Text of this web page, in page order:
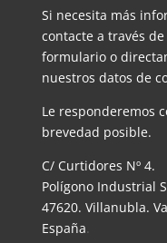
Si necesita más
contacte a través
formulario o
nuestros datos de
Le responderemos
brevedad posible.
C/ Curtidores Nº 4.
Polígono Industrial
47620. Villanubla.
España.